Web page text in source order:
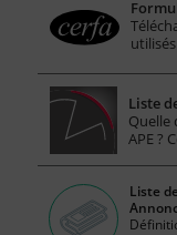
Liste
Quelle
APE ?
Liste